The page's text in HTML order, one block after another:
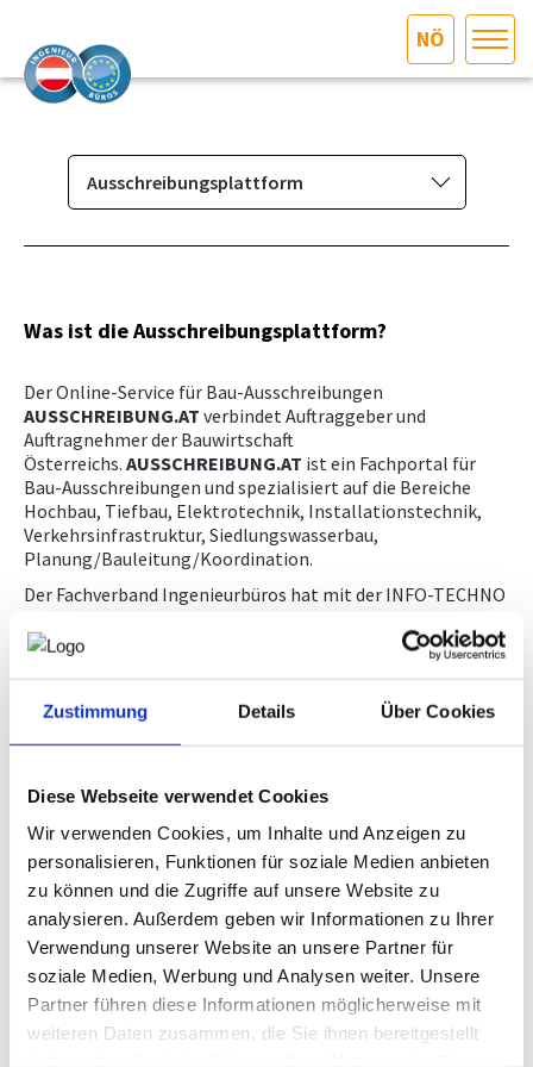
Zustimmung Details Über Cookies
Diese Webseite verwendet Cookies
Wir verwenden Cookies, um Inhalte und Anzeigen zu
personalisieren, Funktionen für soziale Medien anbieten
zu können und die Zugriffe auf unsere Website zu
analysieren. Außerdem geben wir Informationen zu Ihrer
Verwendung unserer Website an unsere Partner für
soziale Medien, Werbung und Analysen weiter. Unsere
Partner führen diese Informationen möglicherweise mit
weiteren Daten zusammen, die Sie ihnen bereitgestellt
NÖ
AKTUELLES/INGOO
DAS INGENIEURBÜRO
SERVICE
KONTAKT
NICHT AMTLICHE SACHVERSTÄNDIGE
Ausschreibungsplattform
Das Ingenieurbüro
Branchenrecht
Befähigungsprüfung
Normenpaket
Ausschreibungsplattform
Leistungsbilder/Leistungsmodelle
Downloads, Links & Infos
Was ist die Ausschreibungsplattform?
Der Online-Service für Bau-Ausschreibungen
AUSSCHREIBUNG.AT verbindet Auftraggeber und
Auftragnehmer der Bauwirtschaft
Österreichs. AUSSCHREIBUNG.AT ist ein Fachportal für
Bau-Ausschreibungen und spezialisiert auf die Bereiche
Hochbau, Tiefbau, Elektrotechnik, Installationstechnik,
Verkehrsinfrastruktur, Siedlungswasserbau,
Planung/Bauleitung/Koordination.
Der Fachverband Ingenieurbüros hat mit der INFO-TECHNO
Ingenieurbüros einen kostenlosen Zugang zum Portal
Nähere Informationen erhalten Sie im
geschützten
Bereichfür Mitglieder, indem Sie einen Zugang anfordern.
Wenn Sie bereits einen Zugang haben, können Sie
direkt bei AUSSCHREIBUNG.AT einsteigen
Bitte geben Sie Ihre E-Mail Adresse ein um Zugang zu
diesem Bereich zu erhalten.